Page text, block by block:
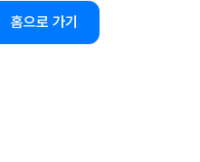
홈으로 가기